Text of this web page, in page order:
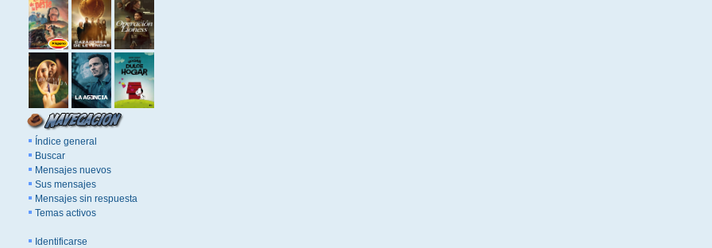
Índice general
Buscar
Mensajes nuevos
Sus mensajes
Mensajes sin respuesta
Temas activos
Identificarse